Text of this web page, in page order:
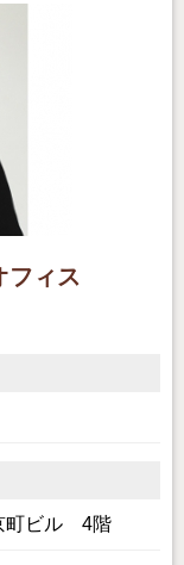
フィス
町ビル 4階